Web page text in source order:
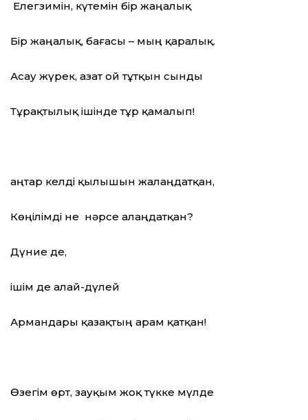
Елегзимін, күтемін бір жаңалық
Бір жаңалық, бағасы – мың қаралық.
Асау жүрек, азат ой тұтқын сынды
Тұрақтылық ішінде тұр қамалып!
Қаңтар келді қылышын жалаңдатқан,
Көңілімді не нәрсе алаңдатқан?
Дүние де,
ішім де алай-дүлей
Армандары қазақтың арам қатқан!
Өзегім өрт, зауқым жоқ түкке мүлде